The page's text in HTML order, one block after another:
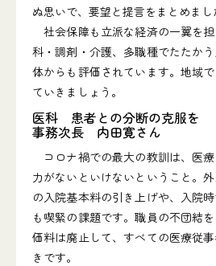
ぬ思いで、要望と提言をまとめまし
社会保障も立派な経済の一翼を
科・調剤・介護、多職種でたたか
体からも評価されています。地域
ていきましょう。
医科 患者との分断の克服を
事務次長 内田寛さん
コロナ禍での最大の教訓は、医
力がないといけないということ。
の入院基本料の引き上げや、入院
も喫緊の課題です。職員の不団結
価料は廃止して、すべての医療従
きです。